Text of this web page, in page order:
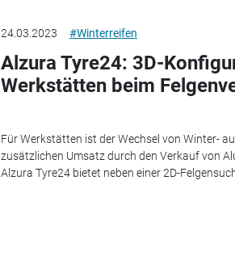
24.03.2023 #Winterreifen
Alzura Tyre24: 3D-
Werkstätten beim
Für Werkstätten ist der Wechsel von Winter-
zusätzlichen Umsatz durch den Verkauf von
Alzura Tyre24 bietet neben einer 2D-